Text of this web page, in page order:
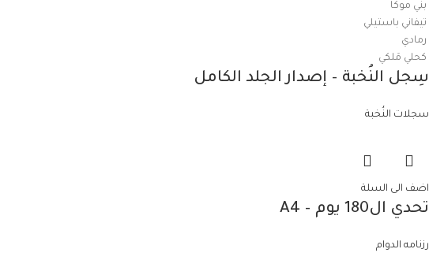
بني موكا
تيفاني باستيلي
رمادي
كحلي مَلكي
سِجل النُخبة – إصدار الجلد الكامل
سجلات النُخبة
اضف الى السلة
تحدي ال180 يوم – A4
رزنامه الدوام